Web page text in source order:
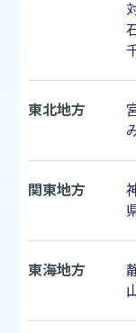
東北地方
関東地方
東海地方